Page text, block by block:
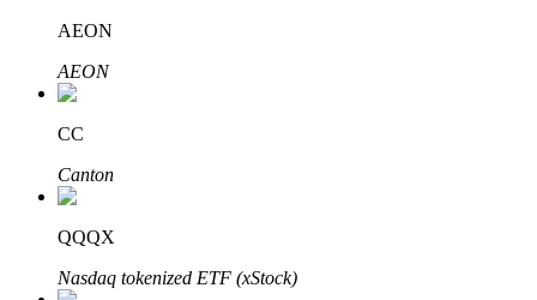
Stake Etmeyi Öğrenin
Pasif gelir kazanma hakkında bilgi edinin
Bitrue
AI
AEON
AEON
CC
Canton
QQQX
Nasdaq tokenized ETF (xStock)